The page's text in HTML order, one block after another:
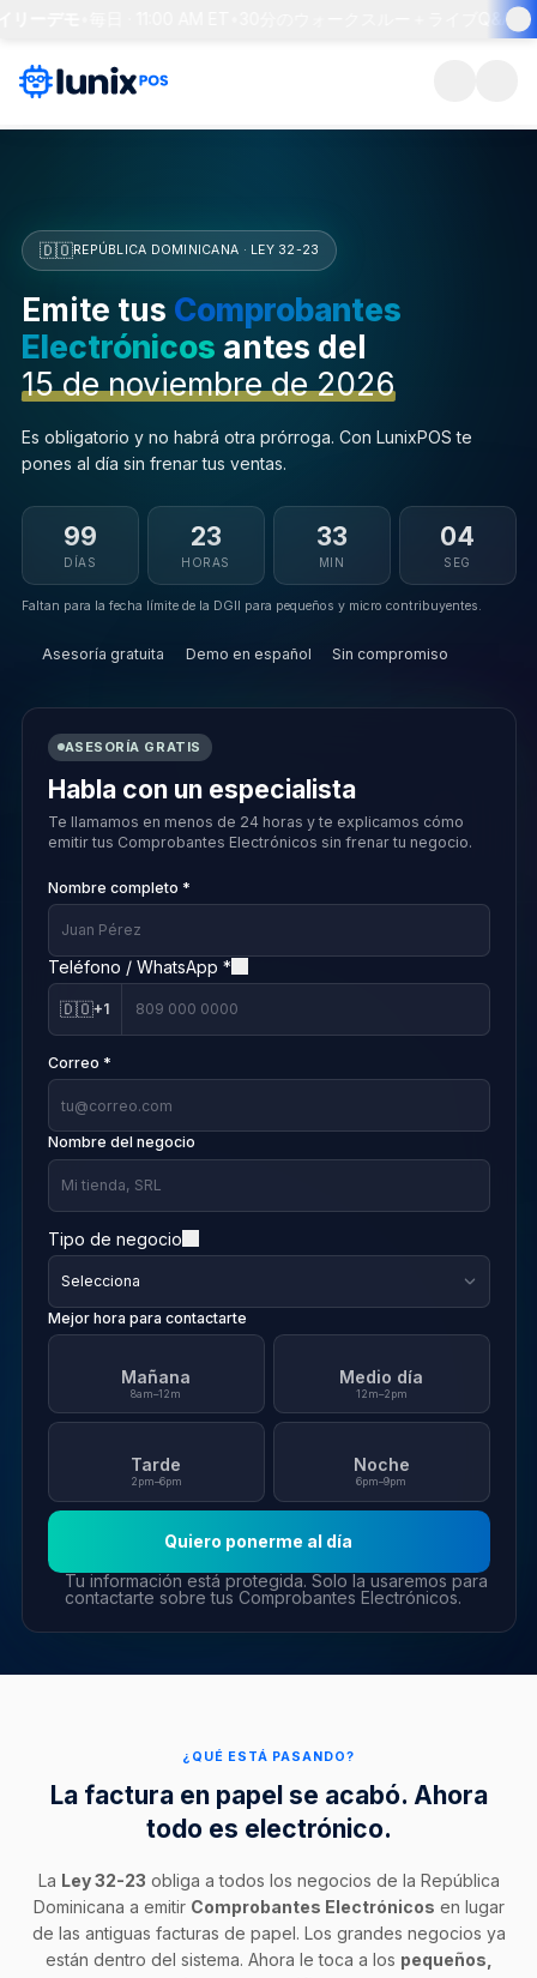
席
🇩🇴REPÚBLICA DOMINICANA · LEY 32-23
Emite tus Comprobantes
Electrónicos antes del
15 de noviembre de 2026
Es obligatorio y no habrá otra prórroga. Con LunixPOS te
pones al día sin frenar tus ventas.
99
DÍAS
23
HORAS
33
MIN
03
SEG
Faltan para la fecha límite de la DGII para pequeños y micro contribuyentes.
Asesoría gratuita Demo en español Sin compromiso
ASESORÍA GRATIS
Habla con un especialista
Te llamamos en menos de 24 horas y te explicamos cómo
emitir tus Comprobantes Electrónicos sin frenar tu negocio.
Nombre completo *
Teléfono / WhatsApp *
🇩🇴+1
Correo *
Nombre del negocio
Tipo de negocio
Mejor hora para contactarte
Mañana
8am–12m
Medio día
12m–2pm
Tarde
2pm–6pm
Noche
6pm–9pm
Quiero ponerme al día
Tu información está protegida. Solo la usaremos para
contactarte sobre tus Comprobantes Electrónicos.
¿QUÉ ESTÁ PASANDO?
La factura en papel se acabó. Ahora
todo es electrónico.
La Ley 32-23 obliga a todos los negocios de la República
Dominicana a emitir Comprobantes Electrónicos en lugar
de las antiguas facturas de papel. Los grandes negocios ya
están dentro del sistema. Ahora le toca a los pequeños,